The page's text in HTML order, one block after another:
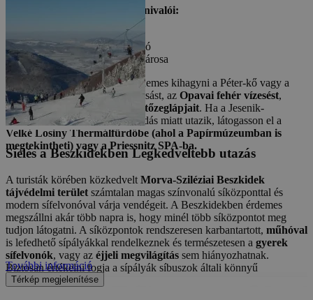
A Jesenik-hegység legjobb látnivalói:
A Dlouhé Stráně víztározó
Karlova Studánka fürdővárosa
Ha kirándulni szeretne, nem érdemes kihagyni a Péter-kő vagy a
Keprník csúcsának meglátogatásást, az Opavai fehér vízesést,
valamint a
Skřítek és a Rejvíz tőzeglápjait. Ha a Jesenik-
hegységbe inkább a kikapcsolódás miatt utazik, látogasson el a
Velké Losiny Thermálfürdőbe (ahol a Papírmúzeumban is
megtekintheti) vagy a Priessnitz SPA-ba.
Síelés a BeszkidekbenLegkedveltebb utazás
A turisták körében közkedveltMorva-Sziléziai Beszkidek
tájvédelmi terület számtalan magas színvonalú síközponttal és
modern sífelvonóval várja vendégeit. A Beszkidekben érdemes
megszállni akár több napra is, hogy minél több síközpontot meg
tudjon látogatni. A síközpontok rendszeresen karbantartott, műhóval
is lefedhető sípályákkal rendelkeznek és természetesen a gyerek
sífelvonók, vagy az éjjeli megvilágítás sem hiányozhatnak.
Biztosan értékelni fogja a sípályák síbuszok általi könnyű
megközelítését is.
További információ
Térkép megjelenítése